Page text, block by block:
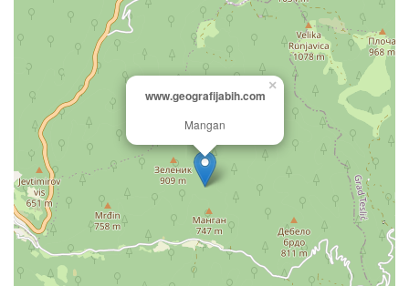
www.geografijabih.com
Mangan
×